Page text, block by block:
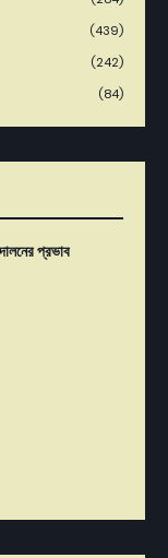
(439)
(242)
(84)
প্রভাব